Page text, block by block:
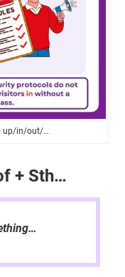
up/in/out/…
+ Sth…